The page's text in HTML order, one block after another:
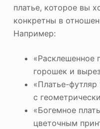
платье, которое вы
конкретны в
Например:
«Расклешенное
горошек и
«Платье-
с
«Богемное
цветочным